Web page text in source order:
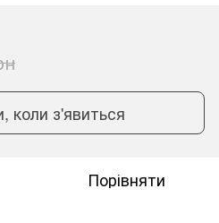
коли з'явиться
Порівняти